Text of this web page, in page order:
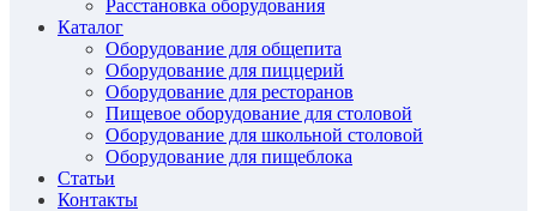
Расстановка оборудования
Каталог
Оборудование для общепита
Оборудование для пиццерий
Оборудование для ресторанов
Пищевое оборудование для столовой
Оборудование для школьной столовой
Оборудование для пищеблока
Статьи
Контакты